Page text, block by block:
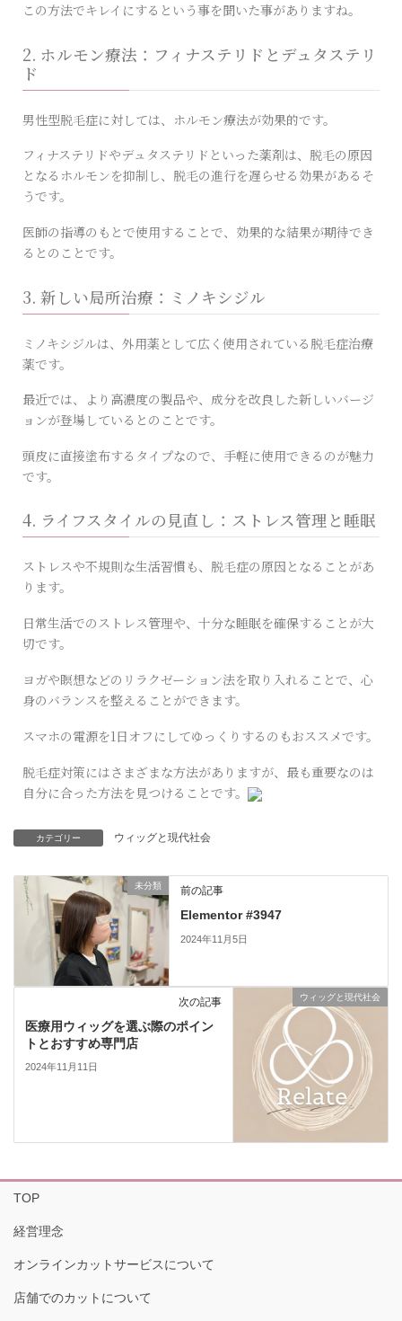
この方法でキレイにするという事を聞いた事がありますね。
2. ホルモン療法：フィナステリドとデュタステリ
ド
男性型脱毛症に対しては、ホルモン療法が効果的です。
フィナステリドやデュタステリドといった薬剤は、脱毛の原因
となるホルモンを抑制し、脱毛の進行を遅らせる効果があるそ
うです。
医師の指導のもとで使用することで、効果的な結果が期待でき
るとのことです。
3. 新しい局所治療：ミノキシジル
ミノキシジルは、外用薬として広く使用されている脱毛症治療
薬です。
最近では、より高濃度の製品や、成分を改良した新しいバージ
ョンが登場しているとのことです。
頭皮に直接塗布するタイプなので、手軽に使用できるのが魅力
です。
4. ライフスタイルの見直し：ストレス管理と睡眠
ストレスや不規則な生活習慣も、脱毛症の原因となることがあ
ります。
日常生活でのストレス管理や、十分な睡眠を確保することが大
切です。
ヨガや瞑想などのリラクゼーション法を取り入れることで、心
身のバランスを整えることができます。
スマホの電源を1日オフにしてゆっくりするのもおススメです。
脱毛症対策にはさまざまな方法がありますが、最も重要なのは
自分に合った方法を見つけることです。
カテゴリー ウィッグと現代社会
未分類 前の記事
Elementor #3947
2024年11月5日
ウィッグと現代社会
次の記事
医療用ウィッグを選ぶ際のポイン
トとおすすめ専門店
2024年11月11日
TOP
経営理念
オンラインカットサービスについて
店舗でのカットについて